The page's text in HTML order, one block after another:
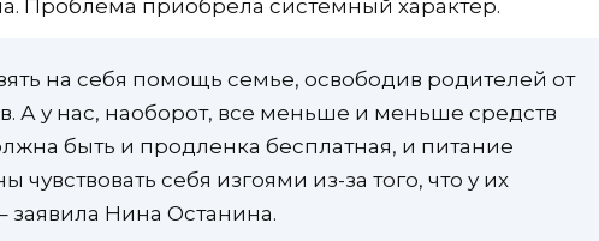
Проблема приобрела системный характер.
на себя помощь семье, освободив родителей от
А у нас, наоборот, все меньше и меньше средств
быть и продленка бесплатная, и питание
чувствовать себя изгоями из-за того, что у их
заявила Нина Останина.